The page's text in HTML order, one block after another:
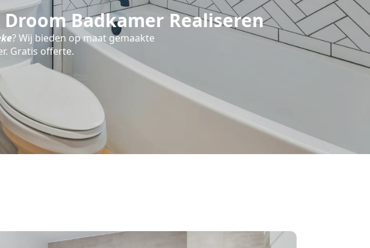
Badkamer Realiseren
? Wij bieden op maat gemaakte
Gratis offerte.